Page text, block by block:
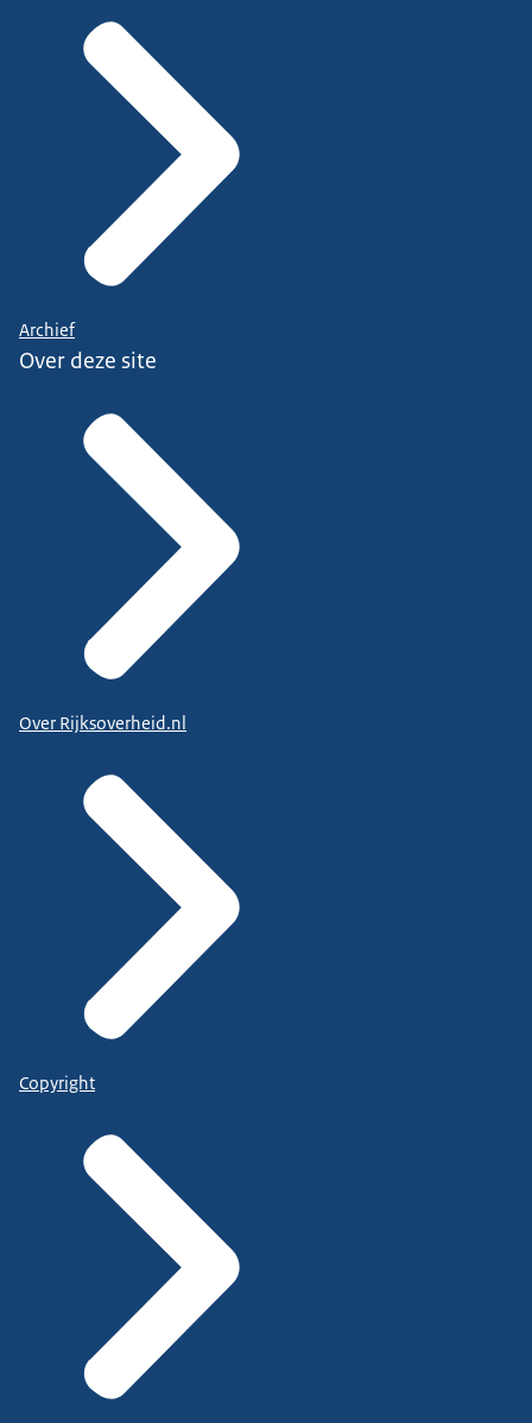
Archief
Over deze site
Over Rijksoverheid.nl
Copyright